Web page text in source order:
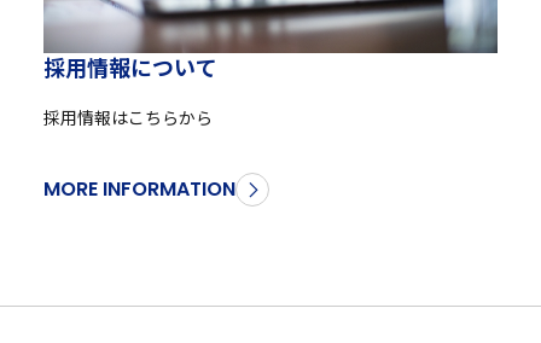
採用情報について
採用情報はこちらから
MORE INFORMATION